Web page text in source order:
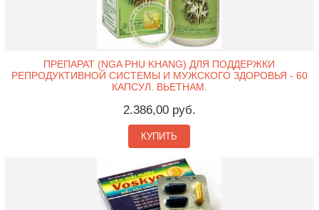
ПРЕПАРАТ (NGA PHU KHANG) ДЛЯ ПОДДЕРЖКИ
РЕПРОДУКТИВНОЙ СИСТЕМЫ И МУЖСКОГО ЗДОРОВЬЯ - 60
КАПСУЛ. ВЬЕТНАМ.
2.386,00 руб.
КУПИТЬ